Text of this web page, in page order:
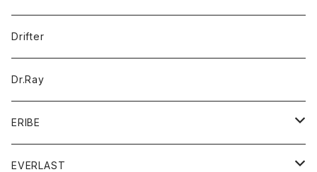
パーカー
バッグ
コート
ジャケット
アクセサリー
バッグ
キッズ
シャツ
Tシャツ
グッズ
帽子
トップス
帽子
Drifter
Dr.Ray
ERIBE
ニット
EVERLAST